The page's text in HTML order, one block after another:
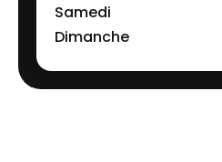
Samedi
Dimanche